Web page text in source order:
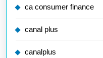
ca consumer finance
canal plus
canalplus